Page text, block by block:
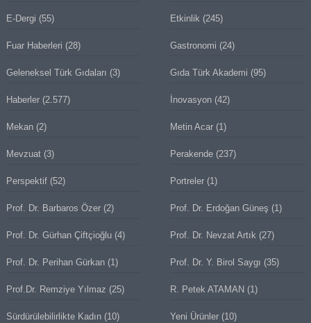
E-Dergi (55) Etkinlik (245)
Fuar Haberleri (28) Gastronomi (24)
Geleneksel Türk Gıdaları (3) Gıda Türk Akademi (95)
Haberler(2.577) İnovasyon (42)
Mekan(2) Metin Acar (1)
Mevzuat(3) Perakende (237)
Perspektif(52) Portreler (1)
Prof. Dr. Barbaros Özer(2) Prof. Dr. Erdoğan Güneş (1)
Prof. Dr. Gürhan Çiftçioğlu(4) Prof. Dr. Nevzat Artık (27)
Prof. Dr. Perihan Gürkan(1) Prof. Dr. Y. Birol Saygı (35)
Prof.Dr. Remziye Yılmaz (25) R. Petek ATAMAN (1)
Sürdürülebilirlikte Kadın(10) Yeni Ürünler (10)